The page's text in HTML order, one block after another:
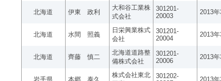
北海道 伊東 政利
大和谷工業株
式会社
301201-
20003
2013
北海道 水間 照義
日栄興業株式
会社
301201-
20004
2013
北海道 齊藤 慎二
北海道道路整
備株式会社
301201-
20006
2013
岩手県 本郷 泰久
株式会社東北
301202-
2013